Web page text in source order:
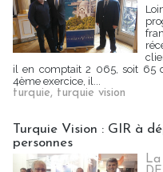
il en comptait 2 065, soit 65
4ème exercice, il...
turquie, turquie vision
Turquie Vision : GIR à
personnes
La